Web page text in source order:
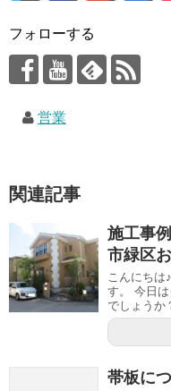
フォローする
営業
関連記事
施工事
市緑区
こんにちは
す。 今日
でしょうか
帯板に